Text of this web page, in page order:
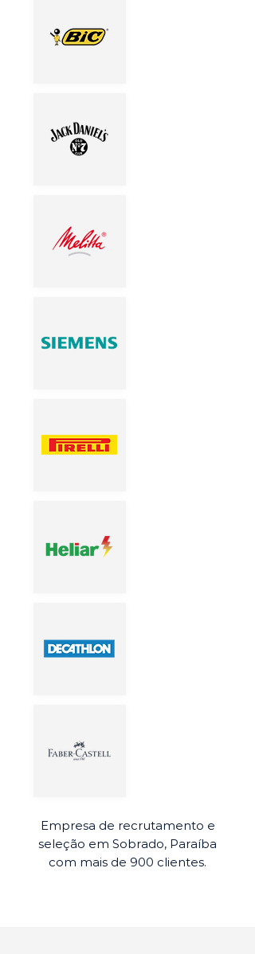
Empresa de recrutamento e
seleção em Sobrado, Paraíba
com mais de 900 clientes.